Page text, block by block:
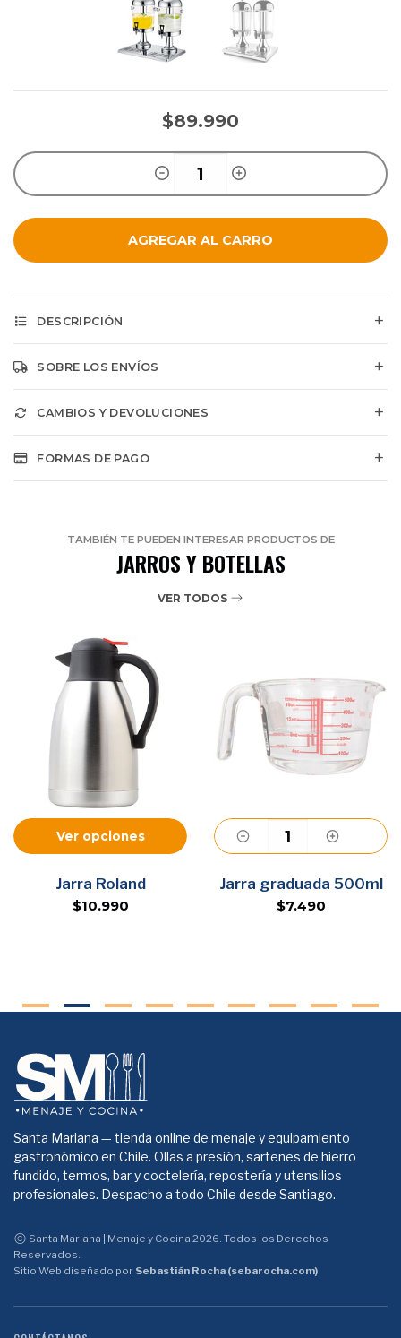
$89.990
AGREGAR AL CARRO
DESCRIPCIÓN
SOBRE LOS ENVÍOS
CAMBIOS Y DEVOLUCIONES
FORMAS DE PAGO
TAMBIÉN TE PUEDEN INTERESAR PRODUCTOS DE
JARROS Y BOTELLAS
VER TODOS
Ver opciones
Jarra Roland
$10.990
Agregar
Jarra graduada 500ml
$7.490
Santa Mariana — tienda online de menaje y equipamiento
gastronómico en Chile. Ollas a presión, sartenes de hierro
fundido, termos, bar y coctelería, repostería y utensilios
profesionales. Despacho a todo Chile desde Santiago.
Santa Mariana | Menaje y Cocina 2026. Todos los Derechos
Reservados.
Sitio Web diseñado por Sebastián Rocha (sebarocha.com)